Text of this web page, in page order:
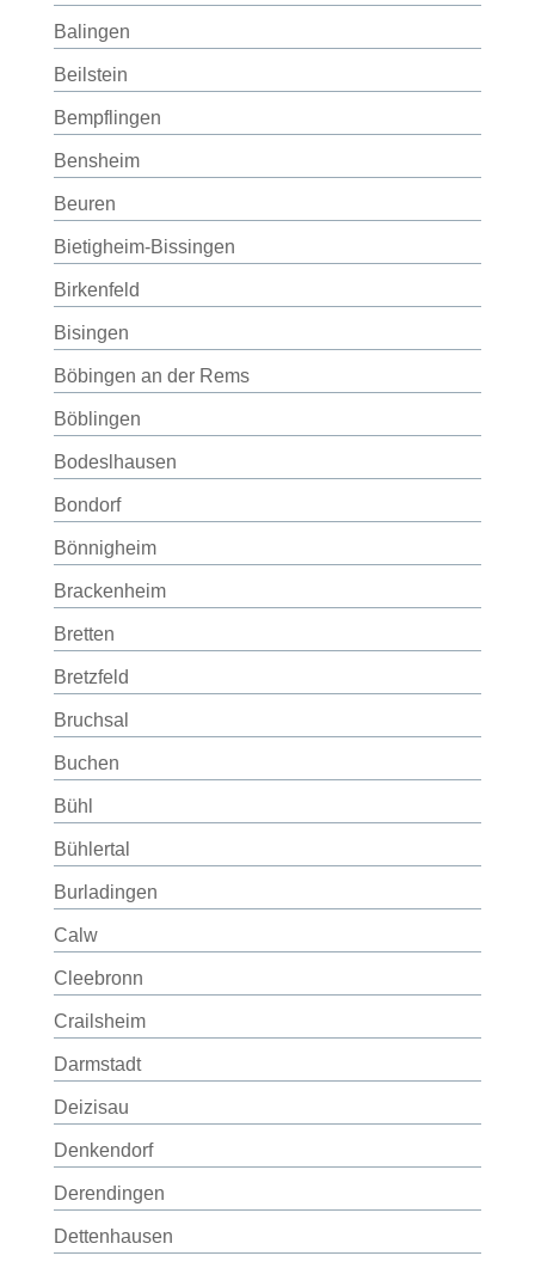
Balingen
Beilstein
Bempflingen
Bensheim
Beuren
Bietigheim-Bissingen
Birkenfeld
Bisingen
Böbingen an der Rems
Böblingen
Bodeslhausen
Bondorf
Bönnigheim
Brackenheim
Bretten
Bretzfeld
Bruchsal
Buchen
Bühl
Bühlertal
Burladingen
Calw
Cleebronn
Crailsheim
Darmstadt
Deizisau
Denkendorf
Derendingen
Dettenhausen